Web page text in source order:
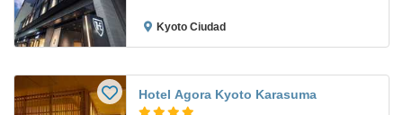
Kyoto Ciudad
Hotel Agora Kyoto Karasuma